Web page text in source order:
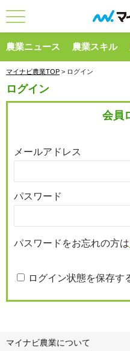
農業ニュース 農業スキル
マイナビ農業TOP > ログイン
ログイン
会員
メールアドレス
パスワード
パスワードをお忘れの方は
ログイン状態を保存す
マイナビ農業について